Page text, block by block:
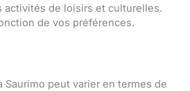
activités de loisirs et culturelles.
de vos préférences.
Saurimo peut varier en termes de